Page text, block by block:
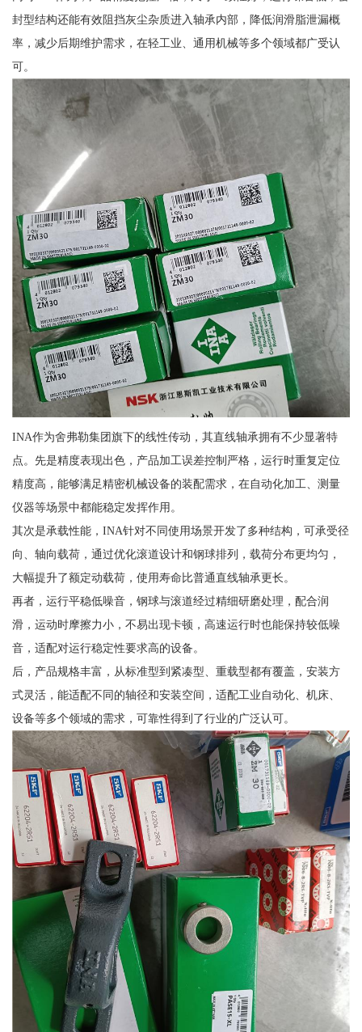
封型结构还能有效阻挡灰尘杂质进入轴承内部，降低润滑脂泄漏概
率，减少后期维护需求，在轻工业、通用机械等多个领域都广受认
可。
INA作为舍弗勒集团旗下的线性传动，其直线轴承拥有不少显著特
点。先是精度表现出色，产品加工误差控制严格，运行时重复定位
精度高，能够满足精密机械设备的装配需求，在自动化加工、测量
仪器等场景中都能稳定发挥作用。
其次是承载性能，INA针对不同使用场景开发了多种结构，可承受径
向、轴向载荷，通过优化滚道设计和钢球排列，载荷分布更均匀，
大幅提升了额定动载荷，使用寿命比普通直线轴承更长。
再者，运行平稳低噪音，钢球与滚道经过精细研磨处理，配合润
滑，运动时摩擦力小，不易出现卡顿，高速运行时也能保持较低噪
音，适配对运行稳定性要求高的设备。
后，产品规格丰富，从标准型到紧凑型、重载型都有覆盖，安装方
式灵活，能适配不同的轴径和安装空间，适配工业自动化、机床、
设备等多个领域的需求，可靠性得到了行业的广泛认可。